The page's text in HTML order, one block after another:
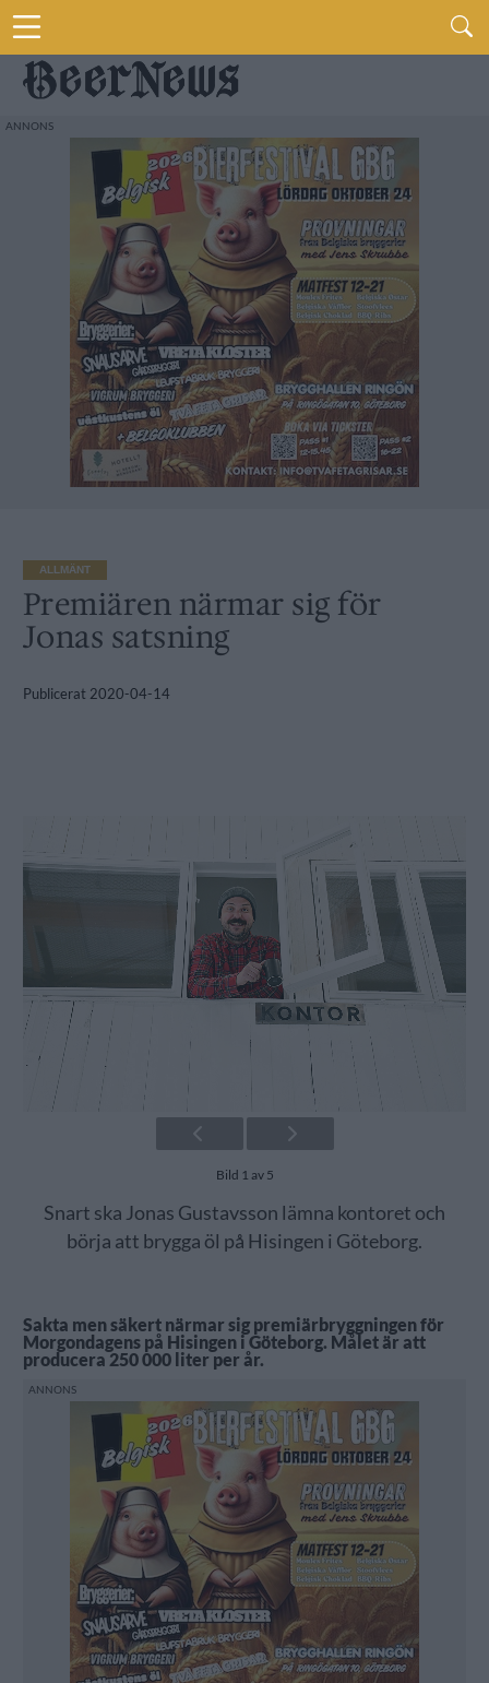
ALLMÄNT
Premiären närmar sig för
Jonas satsning
Publicerat 2020-04-14
Bild 1 av 5
Snart ska Jonas Gustavsson lämna kontoret och
börja att brygga öl på Hisingen i Göteborg.
Sakta men säkert närmar sig premiärbryggningen för
Morgondagens på Hisingen i Göteborg. Målet är att
producera 250 000 liter per år.